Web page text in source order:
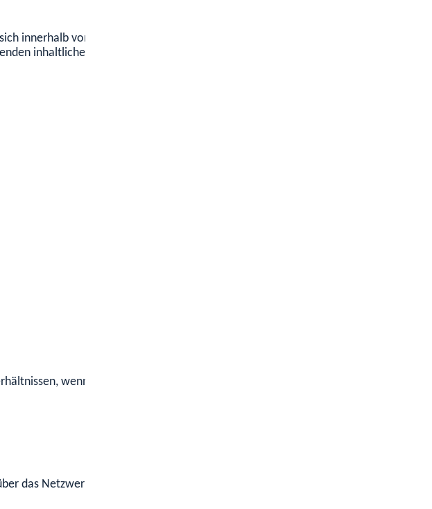
innerhalb von 3 Kalenderjahren in einem Umfang von 20 Stunden
inhaltlichen Anforderungen (Qualitäts-anforderungen) erfüllen.
wenn über Ihr Vermögen das Insolvenzverfahren eröffnet wurde oder
das Netzwerk einheitlicher Ansprechpartner beantragen. Eine einfache E-